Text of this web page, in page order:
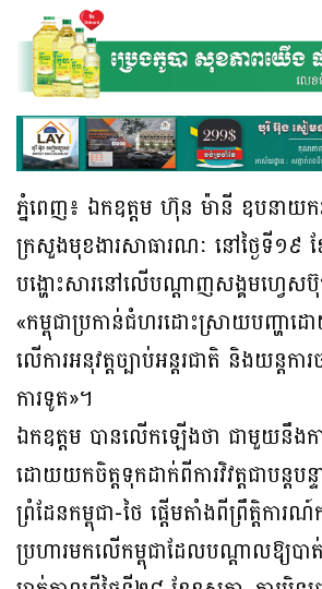
ភ្នំពេញ៖ ឯកឧត្តម ហ៊ុន ម៉ានី ឧបនាយករដ្ឋ
ក្រសួងមុខងារសាធារណៈ នៅថ្ងៃទី១៩
បង្ហោះសារនៅលើបណ្ដាញសង្គមហ្វេសប៊ុ
«កម្ពុជាប្រកាន់ជំហរដោះស្រាយបញ្ហាដ
លើការអនុវត្តច្បាប់អន្តរជាតិ និងយន្តការ
ការទូត»។
ឯកឧត្តម បានលើកឡើងថា ជាមួយនឹងក
ដោយយកចិត្តទុកដាក់ពីការវិវត្តជាបន្តបន្
ព្រំដែនកម្ពុជា-ថៃ ផ្តើមតាំងពីព្រឹត្តិកា
ប្រហារមកលើកម្ពុជាដែលបណ្តាលឱ្យបា